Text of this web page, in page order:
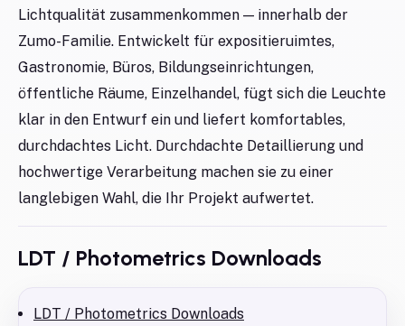
Lichtqualität zusammenkommen — innerhalb der
Zumo-Familie. Entwickelt für expositieruimtes,
Gastronomie, Büros, Bildungseinrichtungen,
öffentliche Räume, Einzelhandel, fügt sich die Leuchte
klar in den Entwurf ein und liefert komfortables,
durchdachtes Licht. Durchdachte Detaillierung und
hochwertige Verarbeitung machen sie zu einer
langlebigen Wahl, die Ihr Projekt aufwertet.
LDT / Photometrics Downloads
LDT / Photometrics Downloads